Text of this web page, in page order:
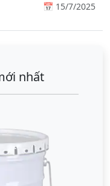
📅 15/7/2025
nhất